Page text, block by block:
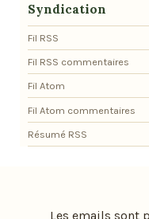
Syndication
Fil RSS
Fil RSS commentaires
Fil Atom
Fil Atom commentaires
Résumé RSS
Les emails sont